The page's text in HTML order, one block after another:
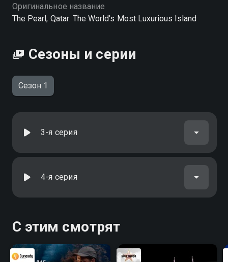
Оригинальное название
The Pearl, Qatar: The World's Most Luxurious Island
Сезоны и серии
Сезон 1
3-я серия
4-я серия
С этим смотрят